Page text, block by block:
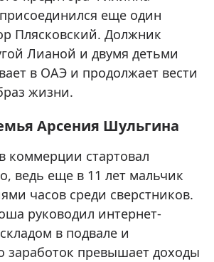
еще один
Плясковский. Должник
Лианой и двумя детьми
в ОАЭ и продолжает вести
жизни.
Арсения Шульгина
коммерции стартовал
ведь еще в 11 лет мальчик
часов среди сверстников.
руководил интернет-
в подвале и
заработок превышает доходы